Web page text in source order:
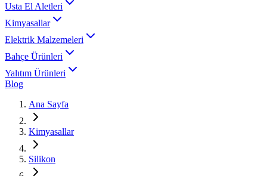
Usta El Aletleri
Kimyasallar
Elektrik Malzemeleri
Bahçe Ürünleri
Yalıtım Ürünleri
Blog
Ana Sayfa
Kimyasallar
Silikon